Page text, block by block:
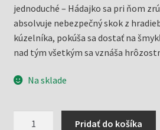
jednoduché – Hádajko sa pri ňom
absolvuje nebezpečný skok z
kúzelníka, pokúša sa dostať na
nad tým všetkým sa vznáša
Na sklade
Pridať do košíka